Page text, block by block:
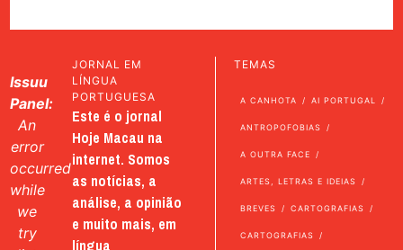
Issuu
Panel:
An
error
occurred
while
we
try
JORNAL EM
LÍNGUA
PORTUGUESA
Este é o jornal
Hoje Macau na
internet. Somos
as notícias, a
análise, a opinião
e muito mais, em
língua
TEMAS
A CANHOTA AI PORTUGAL
ANTROPOFOBIAS
A OUTRA FACE
ARTES, LETRAS E IDEIAS
BREVES CARTOGRAFIAS
CARTOGRAFIAS